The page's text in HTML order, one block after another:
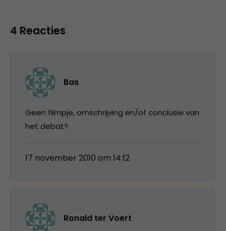
4 Reacties
Bas
Geen filmpje, omschrijving en/of conclusie van
het debat?
17 november 2010 om 14:12
Ronald ter Voert